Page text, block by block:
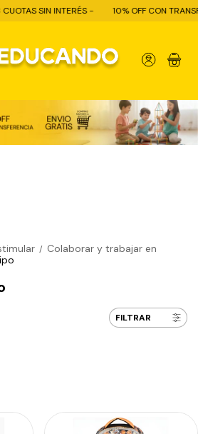
SIN INTERÉS - 10% OFF CON
0
/ Colaborar y trabajar en
FILTRAR